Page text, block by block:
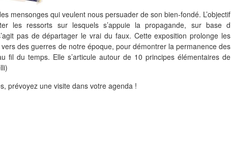
mensonges qui veulent nous persuader de son bien-fondé. L’objectif
les ressorts sur lesquels s’appuie la propagande, sur base d
pas de départager le vrai du faux. Cette exposition prolonge les
des guerres de notre époque, pour démontrer la permanence des
fil du temps. Elle s’articule autour de 10 principes élémentaires de
prévoyez une visite dans votre agenda !